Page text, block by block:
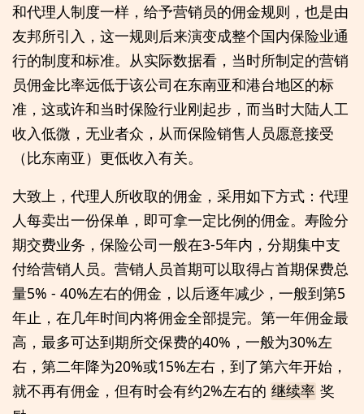
和代理人制度一样，给予营销员的佣金规则，也是由
友邦所引入，这一规则后来演变成整个国内保险业通
行的制度和标准。从实际数据看，当时所制定的营销
员佣金比率远低于该公司在东南亚和港台地区的标
准，这或许和当时保险行业刚起步，而当时大陆人工
收入低微，无业者众，从而保险销售人员愿意接受
（比东南亚）更低收入有关。
大致上，代理人所收取的佣金，采用如下方式：代理
人每卖出一份保单，即可拿一定比例的佣金。寿险分
期交费业务，保险公司一般在3-5年内，分期集中支
付给营销人员。营销人员首期可以取得占首期保费总
量5% - 40%左右的佣金，以后逐年减少，一般到第5
年止，在几年时间内将佣金全部提完。第一年佣金最
高，最多可达到期所交保费的40%，一般为30%左
右，第二年降为20%或15%左右，到了第六年开始，
就不再有佣金，但有时会有约2%左右的 继续率 奖